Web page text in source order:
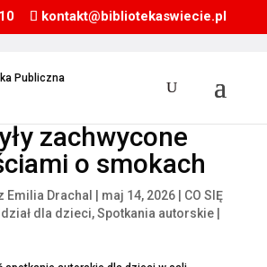
kontakt@bibliotekaswiecie.pl
zachwycone
o smokach
Emilia Drachal maj 14, 2026| CO SIĘ
dla dzieci,Spotkania autorskie|